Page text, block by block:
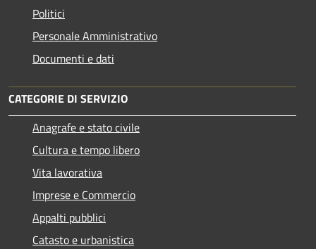
Politici
Personale Amministrativo
Documenti e dati
CATEGORIE DI SERVIZIO
Anagrafe e stato civile
Cultura e tempo libero
Vita lavorativa
Imprese e Commercio
Appalti pubblici
Catasto e urbanistica